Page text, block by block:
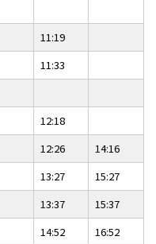
11:19
11:33
12:18
12:26
14:16
13:27
15:27
13:37
15:37
14:52
16:52